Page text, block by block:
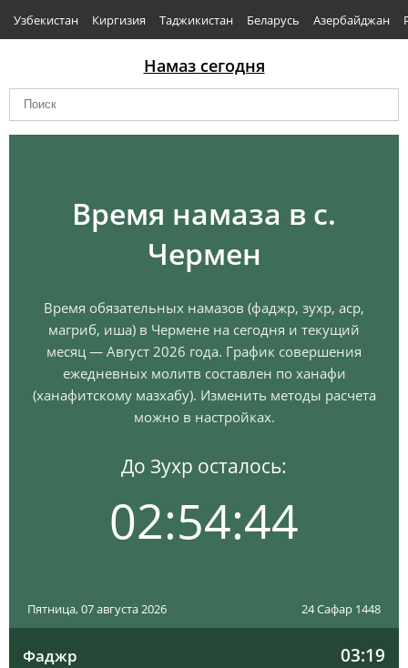
Узбекистан Киргизия Таджикистан Беларусь Азербайджан
Намаз сегодня
Время намаза в с.
Чермен
Время обязательных намазов (фаджр, зухр, аср,
магриб, иша) в Чермене на сегодня и текущий
месяц — Август 2026 года. График совершения
ежедневных молитв составлен по ханафи
(ханафитскому мазхабу). Изменить методы расчета
можно в настройках.
До Зухр осталось:
02:54:43
Пятница, 07 августа 2026 24 Сафар 1448
Фаджр 03:19